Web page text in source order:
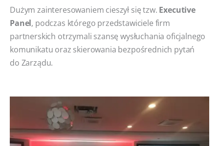
Dużym zainteresowaniem cieszył się tzw. Executive
Panel, podczas którego przedstawiciele firm
partnerskich otrzymali szansę wysłuchania oficjalnego
komunikatu oraz skierowania bezpośrednich pytań
do Zarządu.